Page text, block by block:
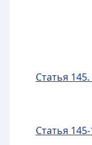
Статья
Статья